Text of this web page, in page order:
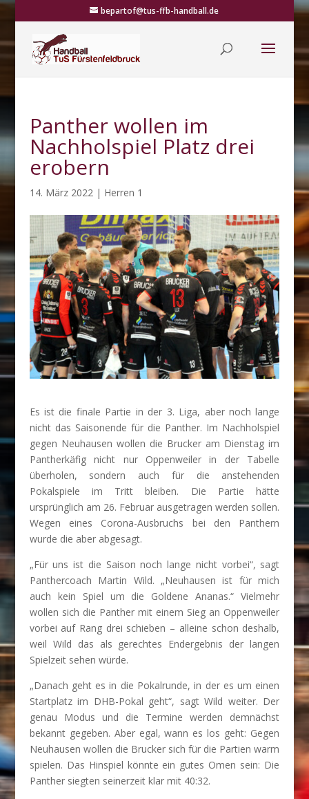
bepartof@tus-ffb-handball.de
Panther wollen im
Nachholspiel Platz drei
erobern
14. März 2022| Herren 1
Es ist die finale Partie in der 3. Liga, aber noch lange
nicht das Saisonende für die Panther. Im Nachholspiel
gegen Neuhausen wollen die Brucker am Dienstag im
Pantherkäfig nicht nur Oppenweiler in der Tabelle
überholen, sondern auch für die anstehenden
Pokalspiele im Tritt bleiben. Die Partie hätte
ursprünglich am 26. Februar ausgetragen werden sollen.
Wegen eines Corona-Ausbruchs bei den Panthern
wurde die aber abgesagt.
„Für uns ist die Saison noch lange nicht vorbei“, sagt
Panthercoach Martin Wild. „Neuhausen ist für mich
auch kein Spiel um die Goldene Ananas.“ Vielmehr
wollen sich die Panther mit einem Sieg an Oppenweiler
vorbei auf Rang drei schieben – alleine schon deshalb,
weil Wild das als gerechtes Endergebnis der langen
Spielzeit sehen würde.
„Danach geht es in die Pokalrunde, in der es um einen
Startplatz im DHB-Pokal geht“, sagt Wild weiter. Der
genau Modus und die Termine werden demnächst
bekannt gegeben. Aber egal, wann es los geht: Gegen
Neuhausen wollen die Brucker sich für die Partien warm
spielen. Das Hinspiel könnte ein gutes Omen sein: Die
Panther siegten seinerzeit klar mit 40:32.